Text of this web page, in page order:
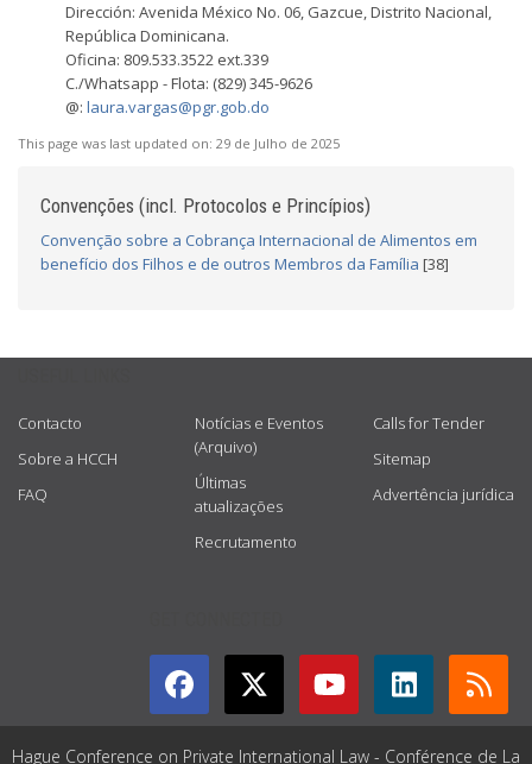
Dirección: Avenida México No. 06, Gazcue, Distrito Nacional,
República Dominicana.
Oficina: 809.533.3522 ext.339
C./Whatsapp - Flota: (829) 345-9626
@: laura.vargas@pgr.gob.do
This page was last updated on: 29 de Julho de 2025
Convenções (incl. Protocolos e Princípios)
Convenção sobre a Cobrança Internacional de Alimentos em
benefício dos Filhos e de outros Membros da Família [38]
Contacto
Sobre a HCCH
FAQ
Notícias e Eventos
(Arquivo)
Últimas
atualizações
Recrutamento
Calls for Tender
Sitemap
Advertência jurídica
Hague Conference on Private International Law - Conférence de La